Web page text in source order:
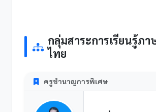
กลุ่มสาระการเรียนรู้ภา
ไทย
ครูชำนาญการพิเศษ